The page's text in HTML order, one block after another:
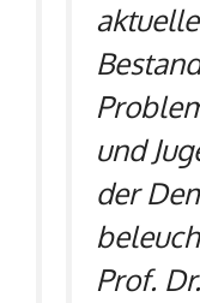
aktuelle
und
der
Prof.